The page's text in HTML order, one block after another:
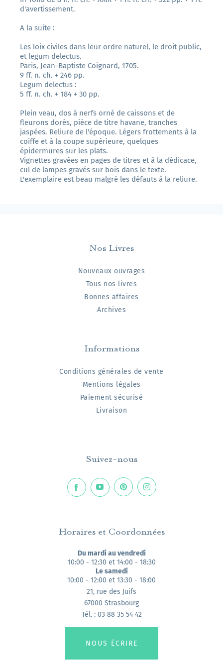
d'avertissement.
A la suite :
Les loix civiles dans leur ordre naturel, le droit public,
et legum delectus.
Paris, Jean-Baptiste Coignard, 1705.
9 ff. n. ch. + 246 pp.
Legum delectus :
5 ff. n. ch. + 184 + 30 pp.
Plein veau, dos à nerfs orné de caissons et de
fleurons dorés, pièce de titre havane, tranches
jaspées. Reliure de l'époque. Légers frottements à la
coiffe et à la coupe supérieure, quelques
épidermures sur les plats.
Vignettes gravées en pages de titres et à la dédicace,
cul de lampes gravés sur bois dans le texte.
L'exemplaire est beau malgré les défauts à la reliure.
Nos Livres
Nouveaux ouvrages
Tous nos livres
Bonnes affaires
Archives
Informations
Conditions générales de vente
Mentions légales
Paiement sécurisé
Livraison
Suivez-nous
Horaires et Coordonnées
Du mardi au vendredi
10:00 - 12:30 et 14:00 - 18:30
Le samedi
10:00 - 12:00 et 13:30 - 18:00
21, rue des Juifs
67000 Strasbourg
Tél. : 03 88 35 54 42
NOUS ÉCRIRE